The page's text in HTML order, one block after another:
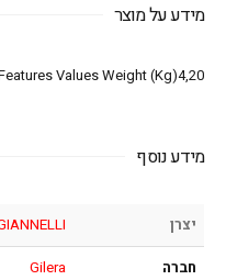
מידע על מוצר
Values Weight (Kg)4,20
מידע נוסף
יצרן
חברה
Gilera